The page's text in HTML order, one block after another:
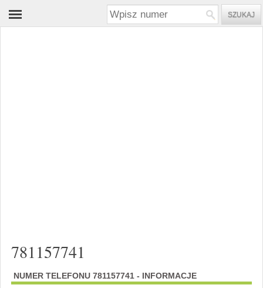
781157741
NUMER TELEFONU 781157741 - INFORMACJE